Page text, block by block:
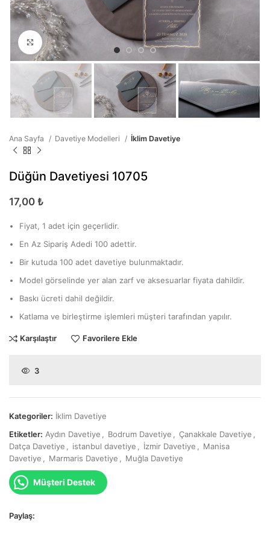
Büyütmek için tıklayın
Ana Sayfa Davetiye Modelleri İklim Davetiye
Düğün Davetiyesi 10705
17,00 ₺
Fiyat, 1 adet için geçerlidir.
En Az Sipariş Adedi 100 adettir.
Bir kutuda 100 adet davetiye bulunmaktadır.
Model görselinde yer alan zarf ve aksesuarlar fiyata dahildir.
Baskı ücreti dahil değildir.
Katlama ve birleştirme işlemleri müşteri tarafından yapılır.
Karşılaştır Favorilere Ekle
3
Kategoriler: İklim Davetiye
Etiketler: Aydın Davetiye Bodrum Davetiye Çanakkale Davetiye
Datça Davetiye
istanbul davetiye İzmir Davetiye
Manisa
Davetiye
Marmaris Davetiye Muğla Davetiye
Müşteri Destek
Paylaş: